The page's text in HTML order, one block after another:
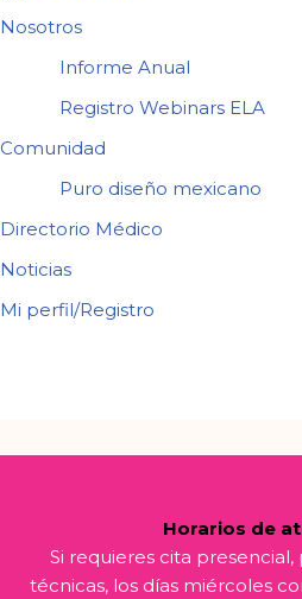
Nosotros
Informe Anual
Registro Webinars ELA
Comunidad
Puro diseño mexicano
Directorio Médico
Noticias
Mi perfil/Registro
Horarios de
Si requieres cita
técnicas, los días miércoles